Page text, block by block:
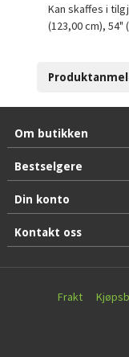
Kan skaffes i
(123,00 cm), 54"
Om butikken
Bestselgere
Din konto
Kontakt oss
Frakt